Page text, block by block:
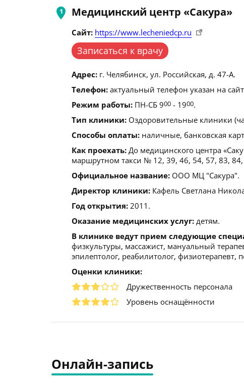
Медицинский центр «Сакура»
Сайт: https://www.lecheniedcp.ru
Записаться к врачу
Адрес: г. Челябинск, ул. Российская, д. 47-А.
Телефон: актуальный телефон указан на
Режим работы: ПН-СБ 900 - 1900.
Тип клиники: Оздоровительные клиники
Способы оплаты: наличные, банковская
Как проехать: До медицинского центра
маршрутном такси № 12, 39, 46, 54, 57, 83,
Официальное название: ООО МЦ "Сакура".
Директор клиники: Кафель Светлана
Год открытия: 2011.
Оказание медицинских услуг: детям.
В клинике ведут прием следующие
физкультуры, массажист, мануальный
эпилептолог, реабилитолог, физиотерапевт,
Оценки клиники:
Дружественность персонала
Уровень оснащённости
Онлайн-запись